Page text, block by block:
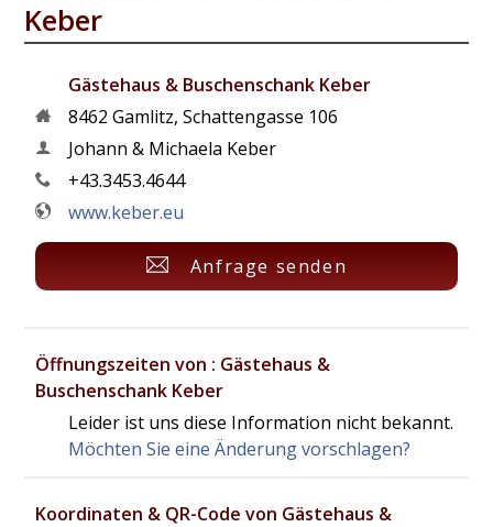
Keber
Gästehaus & Buschenschank Keber
8462 Gamlitz,Schattengasse 106
Johann & Michaela Keber
+43.3453.4644
www.keber.eu
Anfrage senden
Öffnungszeiten von : Gästehaus &
Buschenschank Keber
Leider ist uns diese Information nicht bekannt.
Möchten Sie eine Änderung vorschlagen?
Koordinaten & QR-Code von Gästehaus &